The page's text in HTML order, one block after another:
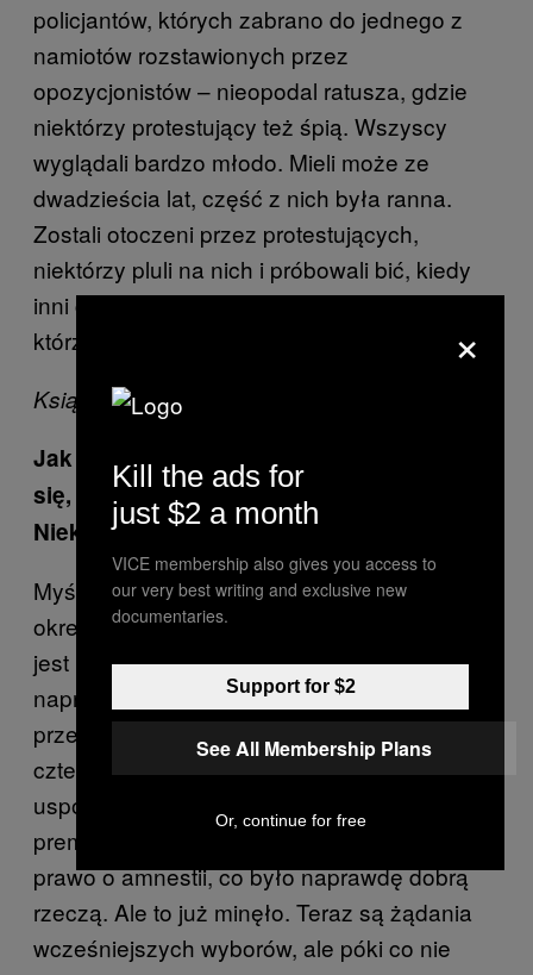
policjantów, których zabrano do jednego z
namiotów rozstawionych przez
opozycjonistów – nieopodal ratusza, gdzie
niektórzy protestujący też śpią. Wszyscy
wyglądali bardzo młodo. Mieli może ze
dwadzieścia lat, część z nich była ranna.
Zostali otoczeni przez protestujących,
niektórzy pluli na nich i próbowali bić, kiedy
inni chcieli to powstrzymać. Byli też księża,
którzy starali się utrzymać spokój.
Ksiądz błogosławi protestującego
Jak myślisz, co się teraz stanie? Wydaje
się, że granica została już przekroczona.
Niektórzy mówią nawet o wojnie domowej.
Myślę, że wojna domowa to niebezpieczne
określenie, chociaż faktycznie to wszystko
jest przerażające. Ludzie giną na ulicy – jest
naprawdę źle. Wszyscy myśleli, że granice
przekroczono już w styczniu, kiedy zabito
czterech opozycjonistów. Sytuacja wtedy się
uspokoiła, uchylono prawo anty-protestowe,
premier podał się do dymisji i uchwalono
prawo o amnestii, co było naprawdę dobrą
rzeczą. Ale to już minęło. Teraz są żądania
wcześniejszych wyborów, ale póki co nie
×
Kill the ads for
just $2 a month
VICE membership also gives you access to
our very best writing and exclusive new
documentaries.
Support for $2
See All Membership Plans
Or, continue for free